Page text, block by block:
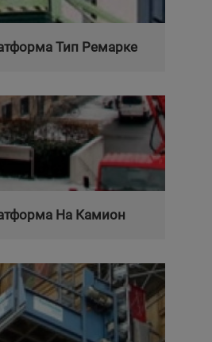
Тип Ремарке
На Камион